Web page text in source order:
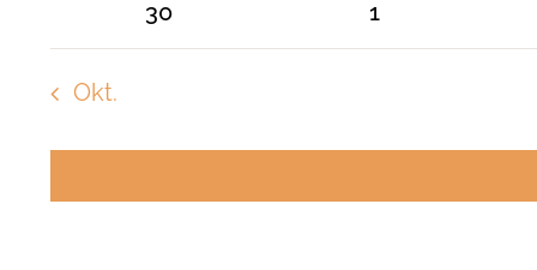
0
Veranstaltungen
30
0
1
Okt.